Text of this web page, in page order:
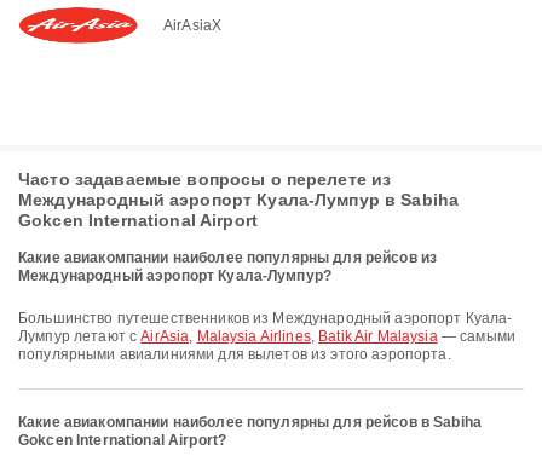
AirAsiaX
Часто задаваемые вопросы о перелете из
Международный аэропорт Куала-Лумпур в Sabiha
Gokcen International Airport
Какие авиакомпании наиболее популярны для рейсов из
Международный аэропорт Куала-Лумпур?
Большинство путешественников из Международный аэропорт Куала-
Лумпур летают сAirAsia, Malaysia Airlines, Batik Air Malaysia— самыми
популярными авиалиниями для вылетов из этого аэропорта.
Какие авиакомпании наиболее популярны для рейсов в Sabiha
Gokcen International Airport?